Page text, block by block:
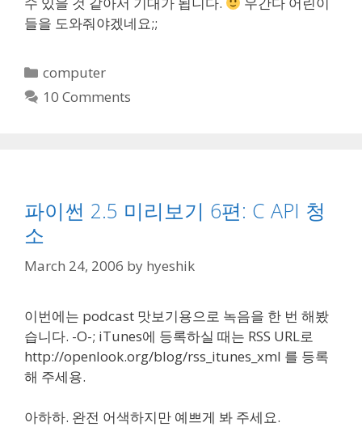
들을 도와줘야겠네요;;
Categories
computer
10 Comments
파이썬 2.5 미리보기 6편: C API 청
소
March 24, 2006 by hyeshik
이번에는 podcast 맛보기용으로 녹음을 한 번 해봤
습니다. -O-; iTunes에 등록하실 때는 RSS URL로
http://openlook.org/blog/rss_itunes_xml 를 등록
해 주세용.
아하하. 완전 어색하지만 예쁘게 봐 주세요.